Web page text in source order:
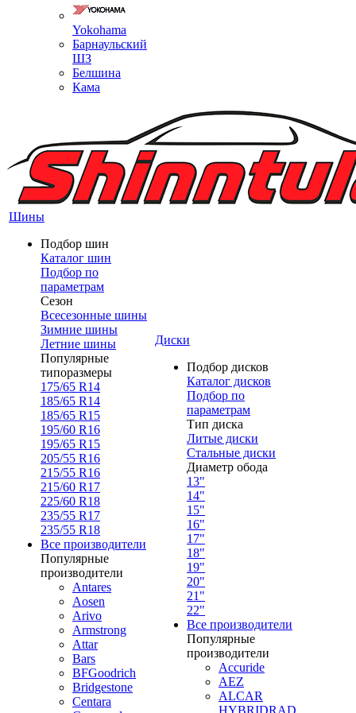
Yokohama
Барнаульский
ШЗ
Белшина
Кама
Шины
Подбор шин
Каталог шин
Подбор по
параметрам
Сезон
Всесезонные шины
Зимние шины
Летние шины
Популярные
типоразмеры
175/65 R14
185/65 R14
185/65 R15
195/60 R16
195/65 R15
205/55 R16
215/55 R16
215/60 R17
225/60 R18
235/55 R17
235/55 R18
Все производители
Популярные
производители
Antares
Aosen
Arivo
Armstrong
Attar
Bars
BFGoodrich
Bridgestone
Centara
Диски
Подбор дисков
Каталог дисков
Подбор по
параметрам
Тип диска
Литые диски
Стальные диски
Диаметр обода
13"
14"
15"
16"
17"
18"
19"
20"
21"
22"
Все производители
Популярные
производители
Accuride
AEZ
ALCAR
HYBRIDRAD